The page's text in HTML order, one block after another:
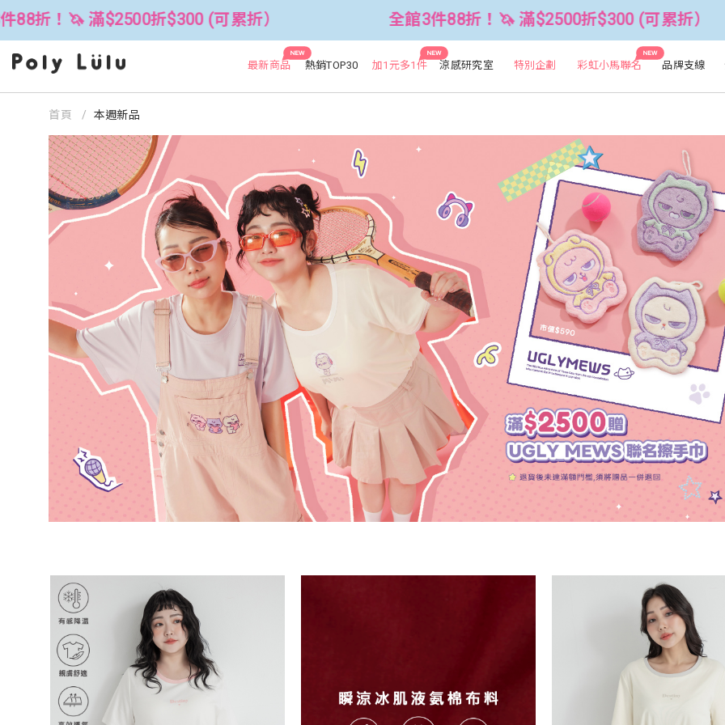
(可累折） 全館3件88折！🦄 滿$2500折$300 (可累折） 全館3件88
NEW
最新商品 熱銷TOP30
NEW
加1元多1件 涼感研究室 特別企劃
NEW
彩虹小馬聯名 品牌支線
首頁 本週新品